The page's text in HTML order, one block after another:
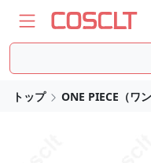
トップ ONE PIECE（ワ